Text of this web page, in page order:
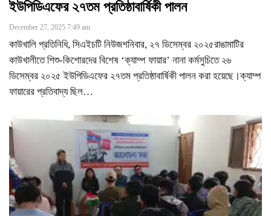
ইউপিডিএফের ২৭তম প্রতিষ্ঠাবার্ষিকী পালন
December 27, 2025 7:49 am
কাউখালি প্রতিনিধি, সিএইচটি নিউজশনিবার, ২৭ ডিসেম্বর ২০২৫রাঙামাটির
কাউখালীতে শিশু-কিশোরদের বিশেষ ‘ক্যাম্প ফায়ার’ নানা কর্মসুচিতে ২৬
ডিসেম্বর ২০২৫ ইউপিডিএফের ২৭তম প্রতিষ্ঠাবার্ষিকী পালন করা হয়েছে।ক্যাম্প
ফায়ারের প্রতিবাদ্য ছিল…